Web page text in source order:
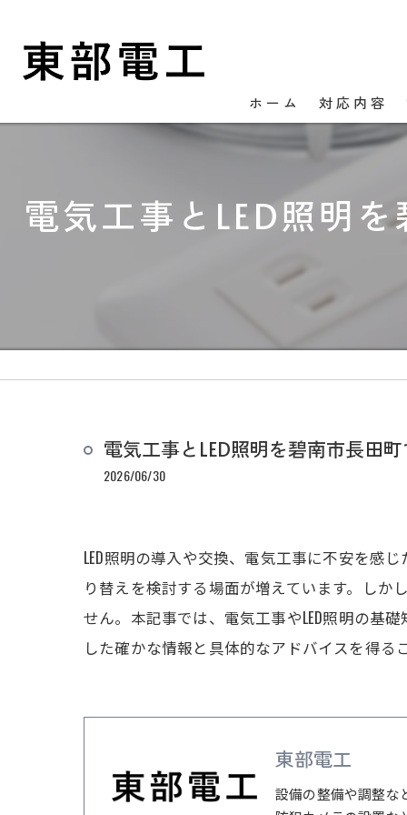
ホーム 対応内容
電気工事とLED照明
電気工事とLED照明を碧南市長田
2026/06/30
LED照明の導入や交換、電気工事に不安を感
り替えを検討する場面が増えています。しか
せん。本記事では、電気工事やLED照明の基
した確かな情報と具体的なアドバイスを得る
東部電工
設備の整備や調整な